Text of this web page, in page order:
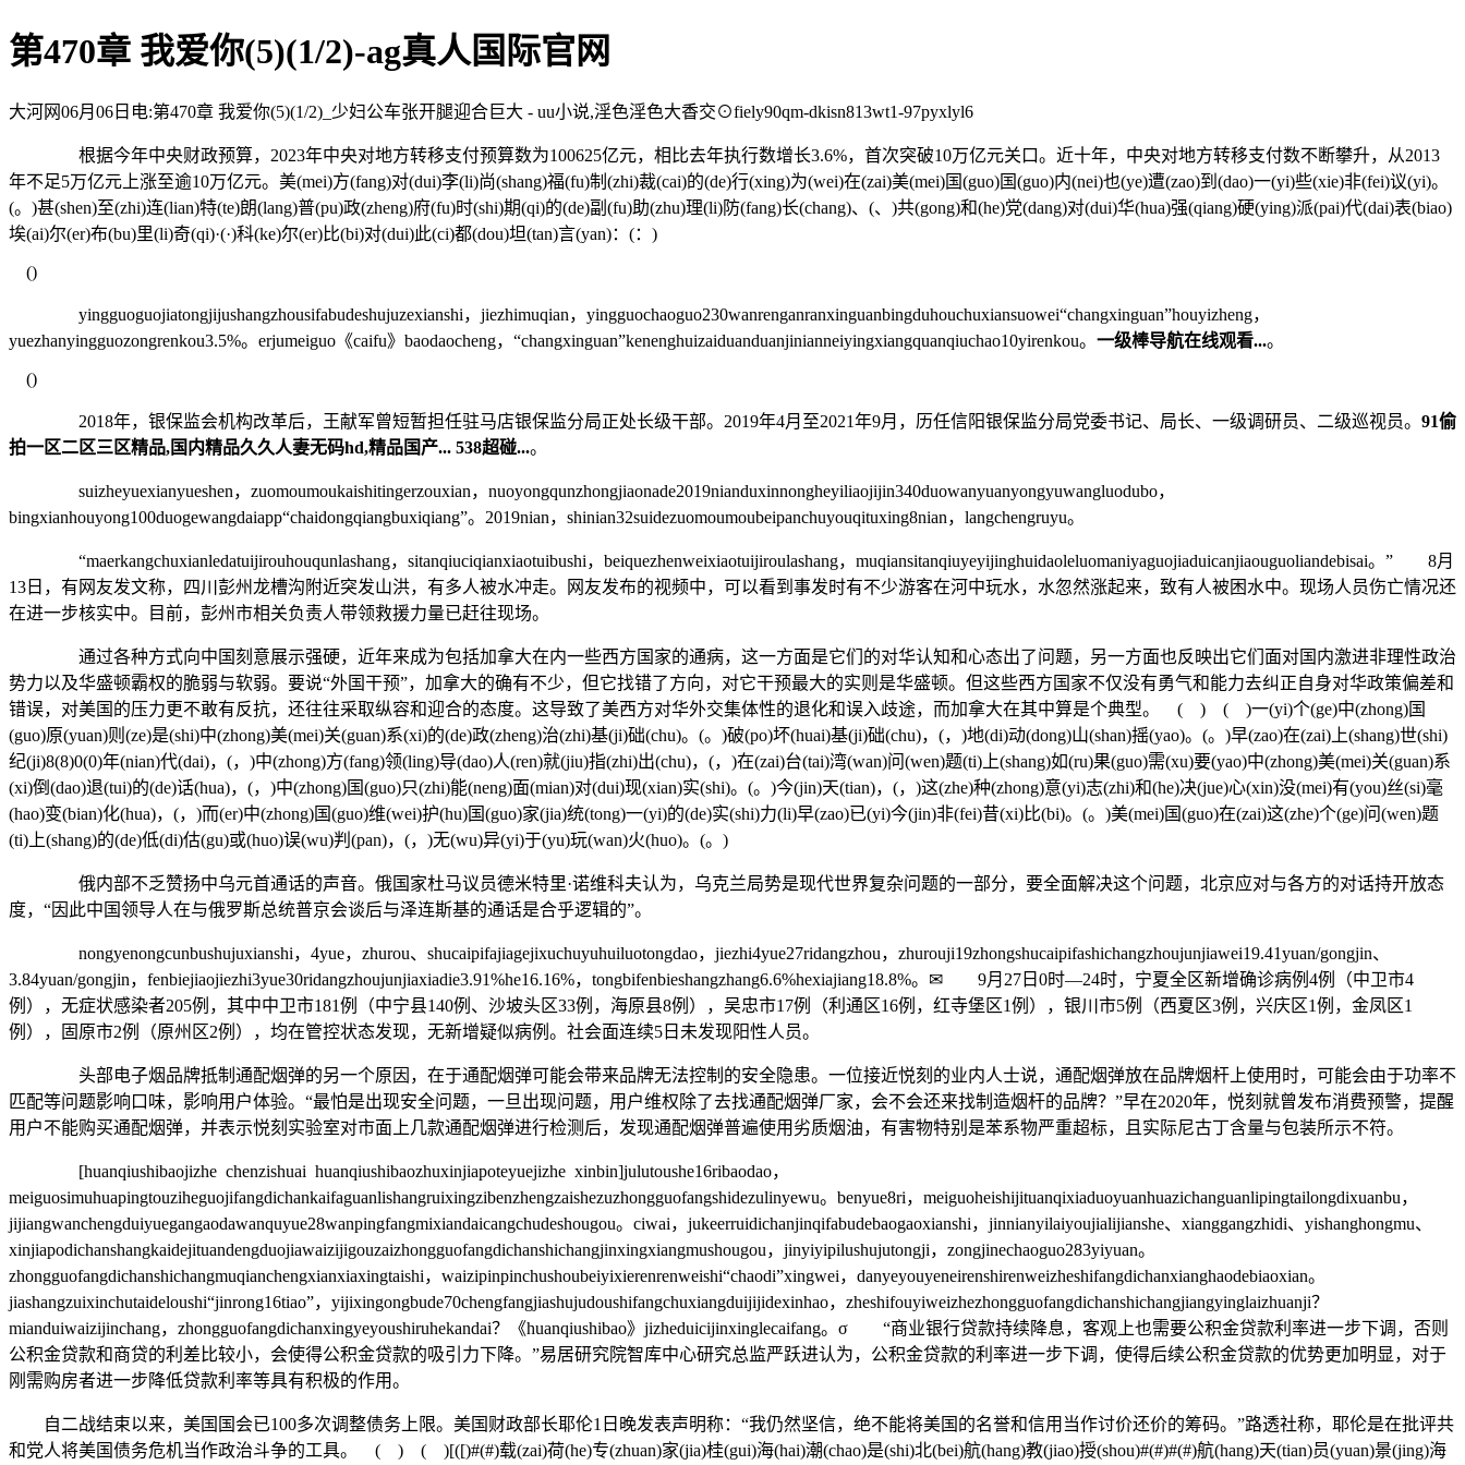
第470章 我爱你(5)(1/2)-ag真人国际官网
大河网06月06日电:第470章 我爱你(5)(1/2)_少妇公车张开腿迎合巨大 - uu小说,淫色淫色大香交⊙fiely90qm-dkisn813wt1-97pyxlyl6
根据今年中央财政预算，2023年中央对地方转移支付预算数为100625亿元，相比去年执行数增长3.6%，首次突破10万亿元关口。近十年，中央对地方转移支付数不断攀升，从2013
年不足5万亿元上涨至逾10万亿元。美(mei)方(fang)对(dui)李(li)尚(shang)福(fu)制(zhi)裁(cai)的(de)行(xing)为(wei)在(zai)美(mei)国(guo)国(guo)内(nei)也(ye)遭(zao)到(dao)一(yi)些(xie)非(fei)议(yi)。
(。)甚(shen)至(zhi)连(lian)特(te)朗(lang)普(pu)政(zheng)府(fu)时(shi)期(qi)的(de)副(fu)助(zhu)理(li)防(fang)长(chang)、(、)共(gong)和(he)党(dang)对(dui)华(hua)强(qiang)硬(ying)派(pai)代(dai)表(biao)
埃(ai)尔(er)布(bu)里(li)奇(qi)·(·)科(ke)尔(er)比(bi)对(dui)此(ci)都(dou)坦(tan)言(yan)：(：)
()
yingguoguojiatongjijushangzhousifabudeshujuzexianshi，jiezhimuqian，yingguochaoguo230wanrenganranxinguanbingduhouchuxiansuowei“changxinguan”houyizheng，
yuezhanyingguozongrenkou3.5%。erjumeiguo《caifu》baodaocheng，“changxinguan”kenenghuizaiduanduanjinianneiyingxiangquanqiuchao10yirenkou。 一级棒导航在线观看...。
()
2018年，银保监会机构改革后，王献军曾短暂担任驻马店银保监分局正处长级干部。2019年4月至2021年9月，历任信阳银保监分局党委书记、局长、一级调研员、二级巡视员。 91偷
拍一区二区三区精品,国内精品久久人妻无码hd,精品国产... 538超碰...。
suizheyuexianyueshen，zuomoumoukaishitingerzouxian，nuoyongqunzhongjiaonade2019nianduxinnongheyiliaojijin340duowanyuanyongyuwangluodubo，
bingxianhouyong100duogewangdaiapp“chaidongqiangbuxiqiang”。2019nian，shinian32suidezuomoumoubeipanchuyouqituxing8nian，langchengruyu。
“maerkangchuxianledatuijirouhouqunlashang，sitanqiuciqianxiaotuibushi，beiquezhenweixiaotuijiroulashang，muqiansitanqiuyeyijinghuidaoleluomaniyaguojiaduicanjiaouguoliandebisai。” 8月
13日，有网友发文称，四川彭州龙槽沟附近突发山洪，有多人被水冲走。网友发布的视频中，可以看到事发时有不少游客在河中玩水，水忽然涨起来，致有人被困水中。现场人员伤亡情况还
在进一步核实中。目前，彭州市相关负责人带领救援力量已赶往现场。
通过各种方式向中国刻意展示强硬，近年来成为包括加拿大在内一些西方国家的通病，这一方面是它们的对华认知和心态出了问题，另一方面也反映出它们面对国内激进非理性政治
势力以及华盛顿霸权的脆弱与软弱。要说“外国干预”，加拿大的确有不少，但它找错了方向，对它干预最大的实则是华盛顿。但这些西方国家不仅没有勇气和能力去纠正自身对华政策偏差和
错误，对美国的压力更不敢有反抗，还往往采取纵容和迎合的态度。这导致了美西方对华外交集体性的退化和误入歧途，而加拿大在其中算是个典型。 ( ) ( )一(yi)个(ge)中(zhong)国
(guo)原(yuan)则(ze)是(shi)中(zhong)美(mei)关(guan)系(xi)的(de)政(zheng)治(zhi)基(ji)础(chu)。(。)破(po)坏(huai)基(ji)础(chu)，(，)地(di)动(dong)山(shan)摇(yao)。(。)早(zao)在(zai)上(shang)世(shi)
纪(ji)8(8)0(0)年(nian)代(dai)，(，)中(zhong)方(fang)领(ling)导(dao)人(ren)就(jiu)指(zhi)出(chu)，(，)在(zai)台(tai)湾(wan)问(wen)题(ti)上(shang)如(ru)果(guo)需(xu)要(yao)中(zhong)美(mei)关(guan)系
(xi)倒(dao)退(tui)的(de)话(hua)，(，)中(zhong)国(guo)只(zhi)能(neng)面(mian)对(dui)现(xian)实(shi)。(。)今(jin)天(tian)，(，)这(zhe)种(zhong)意(yi)志(zhi)和(he)决(jue)心(xin)没(mei)有(you)丝(si)毫
(hao)变(bian)化(hua)，(，)而(er)中(zhong)国(guo)维(wei)护(hu)国(guo)家(jia)统(tong)一(yi)的(de)实(shi)力(li)早(zao)已(yi)今(jin)非(fei)昔(xi)比(bi)。(。)美(mei)国(guo)在(zai)这(zhe)个(ge)问(wen)题
(ti)上(shang)的(de)低(di)估(gu)或(huo)误(wu)判(pan)，(，)无(wu)异(yi)于(yu)玩(wan)火(huo)。(。)
俄内部不乏赞扬中乌元首通话的声音。俄国家杜马议员德米特里·诺维科夫认为，乌克兰局势是现代世界复杂问题的一部分，要全面解决这个问题，北京应对与各方的对话持开放态
度，“因此中国领导人在与俄罗斯总统普京会谈后与泽连斯基的通话是合乎逻辑的”。
nongyenongcunbushujuxianshi，4yue，zhurou、shucaipifajiagejixuchuyuhuiluotongdao，jiezhi4yue27ridangzhou，zhurouji19zhongshucaipifashichangzhoujunjiawei19.41yuan/gongjin、
3.84yuan/gongjin，fenbiejiaojiezhi3yue30ridangzhoujunjiaxiadie3.91%he16.16%，tongbifenbieshangzhang6.6%hexiajiang18.8%。✉ 9月27日0时—24时，宁夏全区新增确诊病例4例（中卫市4
例），无症状感染者205例，其中中卫市181例（中宁县140例、沙坡头区33例，海原县8例），吴忠市17例（利通区16例，红寺堡区1例），银川市5例（西夏区3例，兴庆区1例，金凤区1
例），固原市2例（原州区2例），均在管控状态发现，无新增疑似病例。社会面连续5日未发现阳性人员。
头部电子烟品牌抵制通配烟弹的另一个原因，在于通配烟弹可能会带来品牌无法控制的安全隐患。一位接近悦刻的业内人士说，通配烟弹放在品牌烟杆上使用时，可能会由于功率不
匹配等问题影响口味，影响用户体验。“最怕是出现安全问题，一旦出现问题，用户维权除了去找通配烟弹厂家，会不会还来找制造烟杆的品牌？”早在2020年，悦刻就曾发布消费预警，提醒
用户不能购买通配烟弹，并表示悦刻实验室对市面上几款通配烟弹进行检测后，发现通配烟弹普遍使用劣质烟油，有害物特别是苯系物严重超标，且实际尼古丁含量与包装所示不符。
[huanqiushibaojizhe chenzishuai huanqiushibaozhuxinjiapoteyuejizhe xinbin]julutoushe16ribaodao，
meiguosimuhuapingtouziheguojifangdichankaifaguanlishangruixingzibenzhengzaishezuzhongguofangshidezulinyewu。benyue8ri，meiguoheishijituanqixiaduoyuanhuazichanguanlipingtailongdixuanbu，
jijiangwanchengduiyuegangaodawanquyue28wanpingfangmixiandaicangchudeshougou。ciwai，jukeerruidichanjinqifabudebaogaoxianshi，jinnianyilaiyoujialijianshe、xianggangzhidi、yishanghongmu、
xinjiapodichanshangkaidejituandengduojiawaizijigouzaizhongguofangdichanshichangjinxingxiangmushougou，jinyiyipilushujutongji，zongjinechaoguo283yiyuan。
zhongguofangdichanshichangmuqianchengxianxiaxingtaishi，waizipinpinchushoubeiyixierenrenweishi“chaodi”xingwei，danyeyouyeneirenshirenweizheshifangdichanxianghaodebiaoxian。
jiashangzuixinchutaideloushi“jinrong16tiao”，yijixingongbude70chengfangjiashujudoushifangchuxiangduijijidexinhao，zheshifouyiweizhezhongguofangdichanshichangjiangyinglaizhuanji？
mianduiwaizijinchang，zhongguofangdichanxingyeyoushiruhekandai？《huanqiushibao》jizheduicijinxinglecaifang。σ “商业银行贷款持续降息，客观上也需要公积金贷款利率进一步下调，否则
公积金贷款和商贷的利差比较小，会使得公积金贷款的吸引力下降。”易居研究院智库中心研究总监严跃进认为，公积金贷款的利率进一步下调，使得后续公积金贷款的优势更加明显，对于
刚需购房者进一步降低贷款利率等具有积极的作用。
自二战结束以来，美国国会已100多次调整债务上限。美国财政部长耶伦1日晚发表声明称：“我仍然坚信，绝不能将美国的名誉和信用当作讨价还价的筹码。”路透社称，耶伦是在批评共
和党人将美国债务危机当作政治斗争的工具。 ( ) ( )[([)#(#)载(zai)荷(he)专(zhuan)家(jia)桂(gui)海(hai)潮(chao)是(shi)北(bei)航(hang)教(jiao)授(shou)#(#)#(#)航(hang)天(tian)员(yuan)景(jing)海